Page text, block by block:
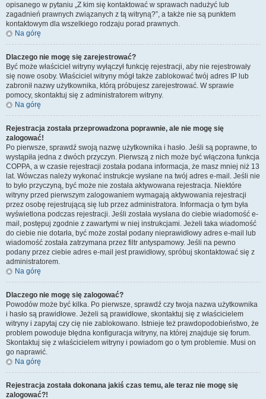
opisanego w pytaniu „Z kim się kontaktować w sprawach nadużyć lub
zagadnień prawnych związanych z tą witryną?”, a także nie są punktem
kontaktowym dla wszelkiego rodzaju porad prawnych.
Na górę
Dlaczego nie mogę się zarejestrować?
Być może właściciel witryny wyłączył funkcję rejestracji, aby nie rejestrowały
się nowe osoby. Właściciel witryny mógł także zablokować twój adres IP lub
zabronił nazwy użytkownika, którą próbujesz zarejestrować. W sprawie
pomocy, skontaktuj się z administratorem witryny.
Na górę
Rejestracja została przeprowadzona poprawnie, ale nie mogę się
zalogować!
Po pierwsze, sprawdź swoją nazwę użytkownika i hasło. Jeśli są poprawne, to
wystąpiła jedna z dwóch przyczyn. Pierwszą z nich może być włączona funkcja
COPPA, a w czasie rejestracji została podana informacja, że masz mniej niż 13
lat. Wówczas należy wykonać instrukcje wysłane na twój adres e-mail. Jeśli nie
to było przyczyną, być może nie została aktywowana rejestracja. Niektóre
witryny przed pierwszym zalogowaniem wymagają aktywowania rejestracji
przez osobę rejestrującą się lub przez administratora. Informacja o tym była
wyświetlona podczas rejestracji. Jeśli została wysłana do ciebie wiadomość e-
mail, postępuj zgodnie z zawartymi w niej instrukcjami. Jeżeli taka wiadomość
do ciebie nie dotarła, być może został podany nieprawidłowy adres e-mail lub
wiadomość została zatrzymana przez filtr antyspamowy. Jeśli na pewno
podany przez ciebie adres e-mail jest prawidłowy, spróbuj skontaktować się z
administratorem.
Na górę
Dlaczego nie mogę się zalogować?
Powodów może być kilka. Po pierwsze, sprawdź czy twoja nazwa użytkownika
i hasło są prawidłowe. Jeżeli są prawidłowe, skontaktuj się z właścicielem
witryny i zapytaj czy cię nie zablokowano. Istnieje też prawdopodobieństwo, że
problem powoduje błędna konfiguracja witryny, na której znajduje się forum.
Skontaktuj się z właścicielem witryny i powiadom go o tym problemie. Musi on
go naprawić.
Na górę
Rejestracja została dokonana jakiś czas temu, ale teraz nie mogę się
zalogować?!